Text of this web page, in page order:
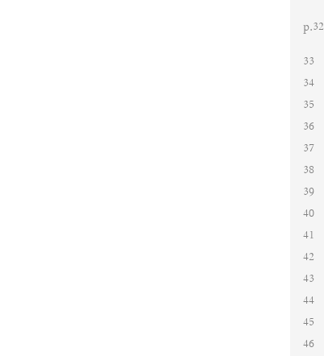
p.32
33
34
35
36
37
38
39
40
41
42
43
44
45
46